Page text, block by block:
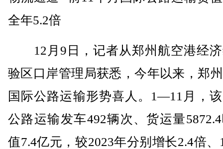
全年5.2倍
12月9日，记者从郑州航空港经济
验区口岸管理局获悉，今年以来，郑
国际公路运输形势喜人。1—11月，
公路运输发车492辆次、货运量
值7.4亿元，较2023年分别增长2.4倍、